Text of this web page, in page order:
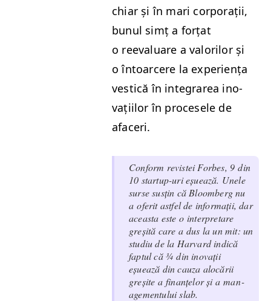
chiar și în mari cor­po­rații,
bunul simț a forțat
o reeval­u­are a val­o­rilor și
o întoarcere la expe­riența
ves­tică în inte­grarea ino­
vați­ilor în pro­ce­se­le de
afaceri.
Con­form revis­tei Forbes, 9 din
10 start­up-uri eșuează. Unele
surse susțin că Bloomberg nu
a ofer­it ast­fel de infor­mații, dar
aceas­ta este o inter­pretare
greșită care a dus la un mit: un
studiu de la Har­vard indică
fap­tul că ¾ din ino­vații
eșuează din cauza alocării
greșite a finanțelor și a man­
age­men­tu­lui slab.